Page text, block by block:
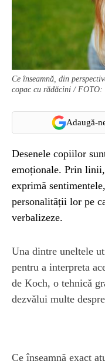
Ce înseamnă, din
copac cu rădăcini / FOTO:
Adaugă-
Desenele copiilor
emoționale. Prin
exprimă
personalității lor pe
verbalizeze.
Una dintre uneltele
pentru a interpreta
de Koch, o tehnică
dezvălui multe
Ce înseamnă exact